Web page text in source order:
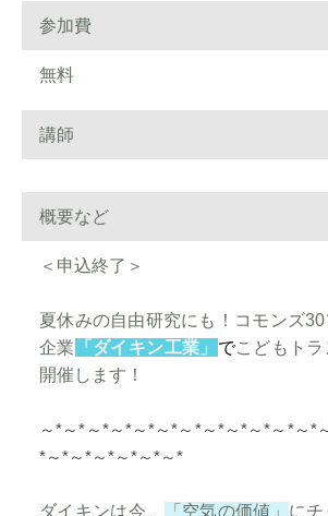
参加費
無料
講師
概要など
＜申込終了＞
夏休みの自由研究にも！コモンズ
企業
「ダイキン工業」 でこどもト
開催します！
～*～*～*～*～*～*～*～*～*～*～*～*
*～*～*～*～*～*～*
ダイキンは今、 「空気の価値」 に